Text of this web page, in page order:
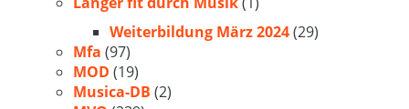
Weiterbildung März 2024(29)
Mfa (97)
MOD (19)
Musica-DB (2)